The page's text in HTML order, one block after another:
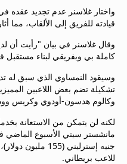
الأسئلة الأكثر شيوعاً
دليل التلفاز
معلومات عن هذا الموقع
واختار غلاسنر عدم تجديد
قيادته للفريق إلى الألقاب، مما
وقال غلاسنر في بيان "رأيت أن
كاملة بي وبفريقي لبناء
وسيقود النمساوي الذي سبق له
تشكيلة تضم بعض اللاعبين
وكالوم هدسون-أودوي وكريس
لكنه لن يتمكن من الاستعانة
جنيه إسترليني
للاعب بريطاني.